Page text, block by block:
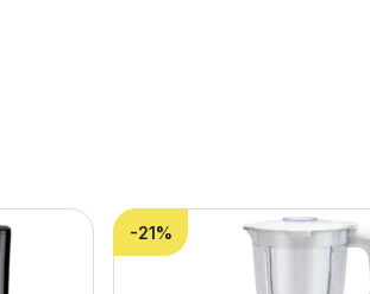
-21%